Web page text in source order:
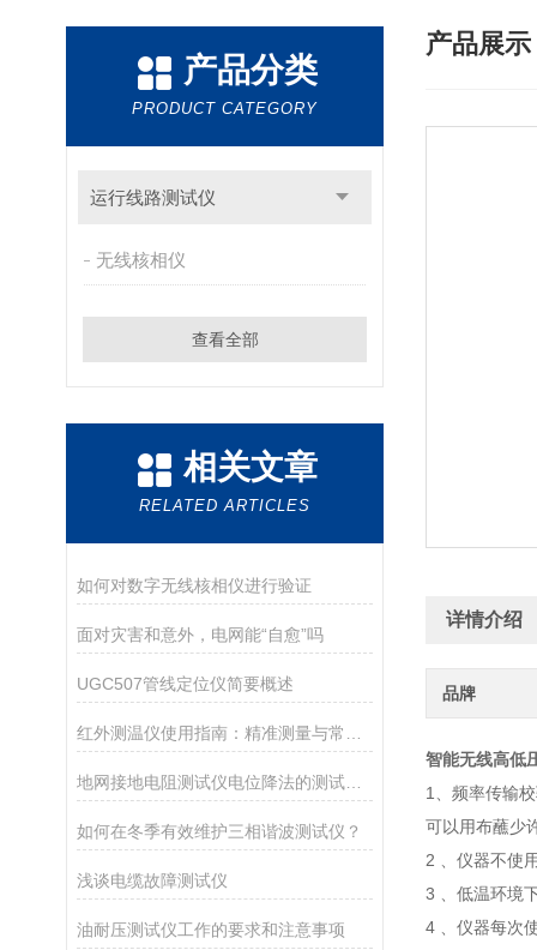
产品分类
PRODUCT CATEGORY
运行线路测试仪
无线核相仪
查看全部
相关文章
RELATED ARTICLES
如何对数字无线核相仪进行验证
面对灾害和意外，电网能“自愈”吗
UGC507管线定位仪简要概述
如何在冬季有效维护三相谐波测试仪？
浅谈电缆故障测试仪
油耐压测试仪工作的要求和注意事项
产品展示
详情介绍
品牌
智能无线高低
1、频率传输
可以用布蘸少
2 、仪器不使
3 、低温环境
4 、仪器每次